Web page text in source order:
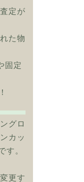
定が
た物
固定
グロ
カッ
。
更す